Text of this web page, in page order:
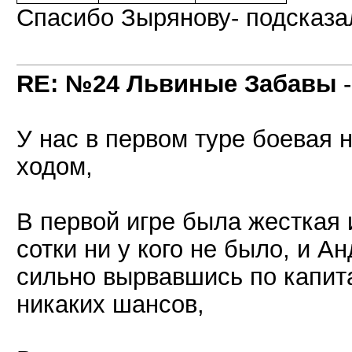
Спасибо Зырянову-
RE: №24 Львиные Забавы
У нас в первом туре боевая
ходом,
В первой игре была жесткая
сотки ни у кого не было, и
сильно вырвавшись по
никаких шансов,